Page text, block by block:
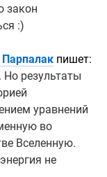
закон
:)
пишет:
результаты
уравнений
во
Вселенную.
не